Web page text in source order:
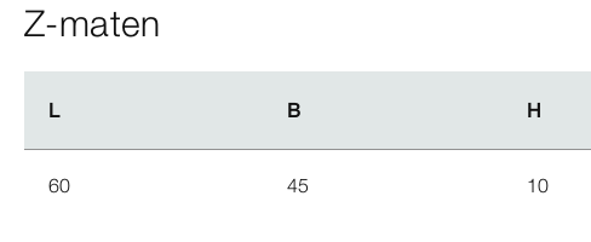
Z-maten
L B H
L B H
60 45 10